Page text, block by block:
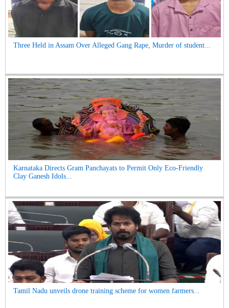
Three Held in Assam Over Alleged Gang Rape, Murder of student...
Karnataka Directs Gram Panchayats to Permit Only Eco-Friendly
Clay Ganesh Idols...
Tamil Nadu unveils drone training scheme for women farmers...